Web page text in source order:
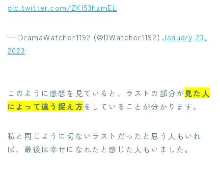
pic.twitter.com/ZKl53hzmEL
— DramaWatcher1192 (@DWatcher1192)January 23,
2023
このように感想を見ていると、ラストの部分が 見た人
によって違う捉え方をしていることが分かります。
私と同じように切ないラストだったと思う人もいれ
ば、最後は幸せになれたと感じた人もいました。